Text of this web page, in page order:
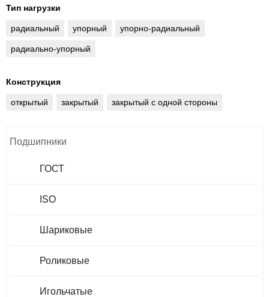
Тип нагрузки
радиальный упорный упорно-радиальный
радиально-упорный
Конструкция
открытый закрытый закрытый с одной стороны
Подшипники
ГОСТ
ISO
Шариковые
Роликовые
Игольчатые